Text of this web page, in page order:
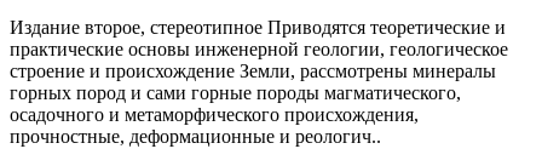
Издание второе, стереотипное Приводятся теоретические и
практические основы инженерной геологии, геологическое
строение и происхождение Земли, рассмотрены минералы
горных пород и сами горные породы магматического,
осадочного и метаморфического происхождения,
прочностные, деформационные и реологич..